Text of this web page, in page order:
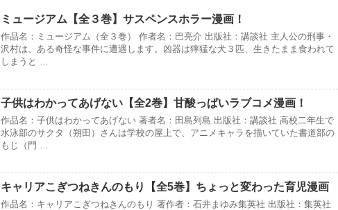
ミュージアム【全３巻】サスペンスホラー漫画！
作品名：ミュージアム（全３巻） 作者名：巴亮介 出版社：講談社 主人公の刑事・
沢村は、ある奇怪な事件に遭遇します。凶器は獰猛な犬３匹、生きたまま食われて
しまうと …
子供はわかってあげない【全2巻】甘酸っぱいラブコメ漫画！
作品名：子供はわかってあげない 著者名：田島列島 出版社：講談社 高校二年生で
水泳部のサクタ（朔田）さんは学校の屋上で、アニメキャラを描いていた書道部の
もじ（門 …
キャリアこぎつねきんのもり【全5巻】ちょっと変わった育児漫画
作品名：キャリアこぎつねきんのもり 著作者：石井まゆみ集英社 出版社：集英社